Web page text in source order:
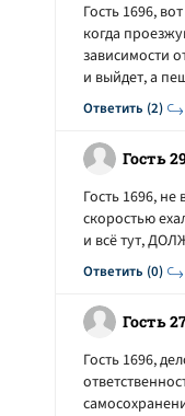
Ответить (2)
Гость 1696,
когда
зависимости
и выйдет, а
Гость
Ответить (0)
Гость 1696,
скоростью
и всё тут,
Гость
Гость 1696,